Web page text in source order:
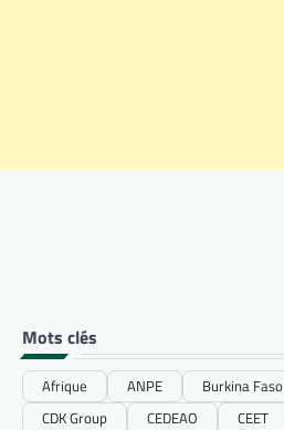
Mots clés
Afrique ANPE Burkina Faso
CDK Group
CEDEAO CEET